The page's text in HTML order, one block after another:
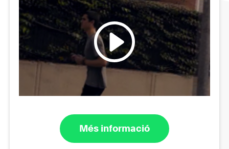
Més informació